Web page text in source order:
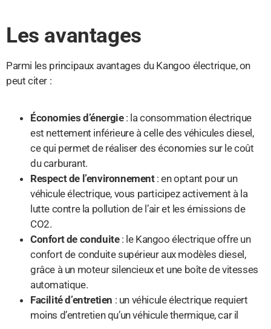
Les avantages
Parmi les principaux avantages du Kangoo électrique, on
peut citer :
Économies d’énergie: la consommation électrique
est nettement inférieure à celle des véhicules diesel,
ce qui permet de réaliser des économies sur le coût
du carburant.
Respect de l’environnement: en optant pour un
véhicule électrique, vous participez activement à la
lutte contre la pollution de l’air et les émissions de
CO2.
Confort de conduite: le Kangoo électrique offre un
confort de conduite supérieur aux modèles diesel,
grâce à un moteur silencieux et une boîte de vitesses
automatique.
Facilité d’entretien : un véhicule électrique requiert
moins d’entretien qu’un véhicule thermique, car il